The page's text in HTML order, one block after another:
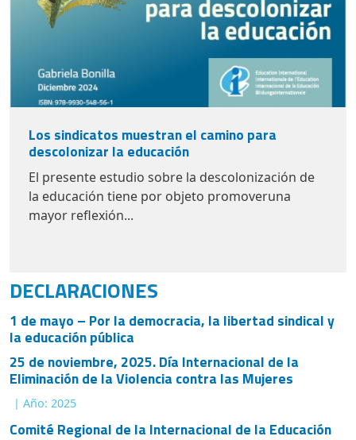
Los sindicatos muestran el camino para
descolonizar la educación
El presente estudio sobre la descolonización de
la educación tiene por objeto promoveruna
mayor reflexión...
1 de mayo – Por la democracia, la libertad sindical y
la educación pública
25 de noviembre, 2025. Día Internacional de la
Eliminación de la Violencia contra las Mujeres
| Año: 2025
Comité Regional de la Internacional de la Educación
para América Latina: Educamos para la paz